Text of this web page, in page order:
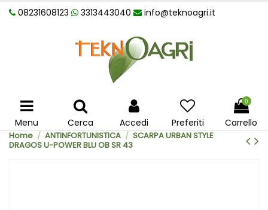
08231608123 3313443040 info@teknoagri.it
Menu Cerca Accedi Preferiti
0
Carrello
Home ANTINFORTUNISTICA
SCARPA URBAN STYLE
DRAGOS U-POWER BLU OB SR 43